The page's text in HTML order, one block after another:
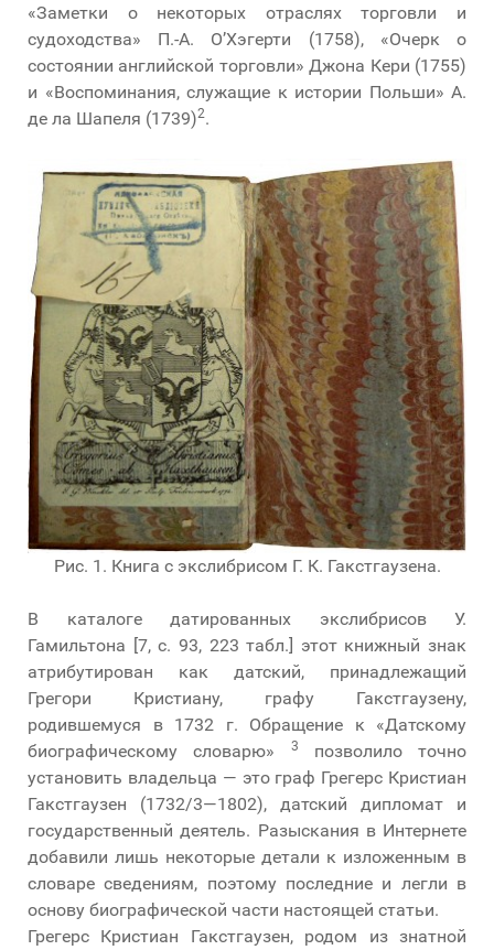
«Заметки о некоторых отраслях торговли и
судоходства» П.-А. О’Хэгерти (1758), «Очерк о
состоянии английской торговли» Джона Кери (1755)
и «Воспоминания, служащие к истории Польши» А.
де ла Шапеля (1739)2.
Рис. 1. Книга с экслибрисом Г. К. Гакстгаузена.
В каталоге датированных экслибрисов У.
Гамильтона [7, с. 93, 223 табл.] этот книжный знак
атрибутирован как датский, принадлежащий
Грегори Кристиану, графу Гакстгаузену,
родившемуся в 1732 г. Обращение к «Датскому
биографическому словарю»
3
позволило точно
установить владельца — это граф Грегерс Кристиан
Гакстгаузен (1732/3—1802), датский дипломат и
государственный деятель. Разыскания в Интернете
добавили лишь некоторые детали к изложенным в
словаре сведениям, поэтому последние и легли в
основу биографической части настоящей статьи.
Грегерс Кристиан Гакстгаузен, родом из знатной